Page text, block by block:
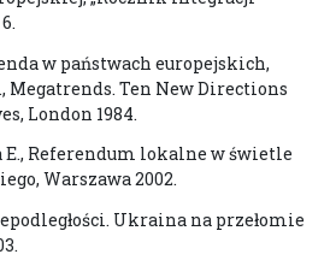
w państwach europejskich,
Megatrends. Ten New Directions
London 1984.
E., Referendum lokalne w świetle
Warszawa 2002.
Ukraina na przełomie